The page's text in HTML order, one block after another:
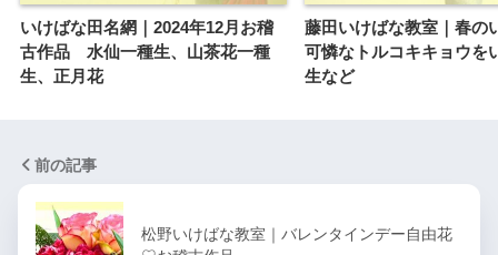
いけばな田名網｜2024年12月お稽
古作品 水仙一種生、山茶花一種
生、正月花
藤田いけばな教室｜春
可憐なトルコキキョウを
生など
前の記事
松野いけばな教室｜バレンタインデー自由花